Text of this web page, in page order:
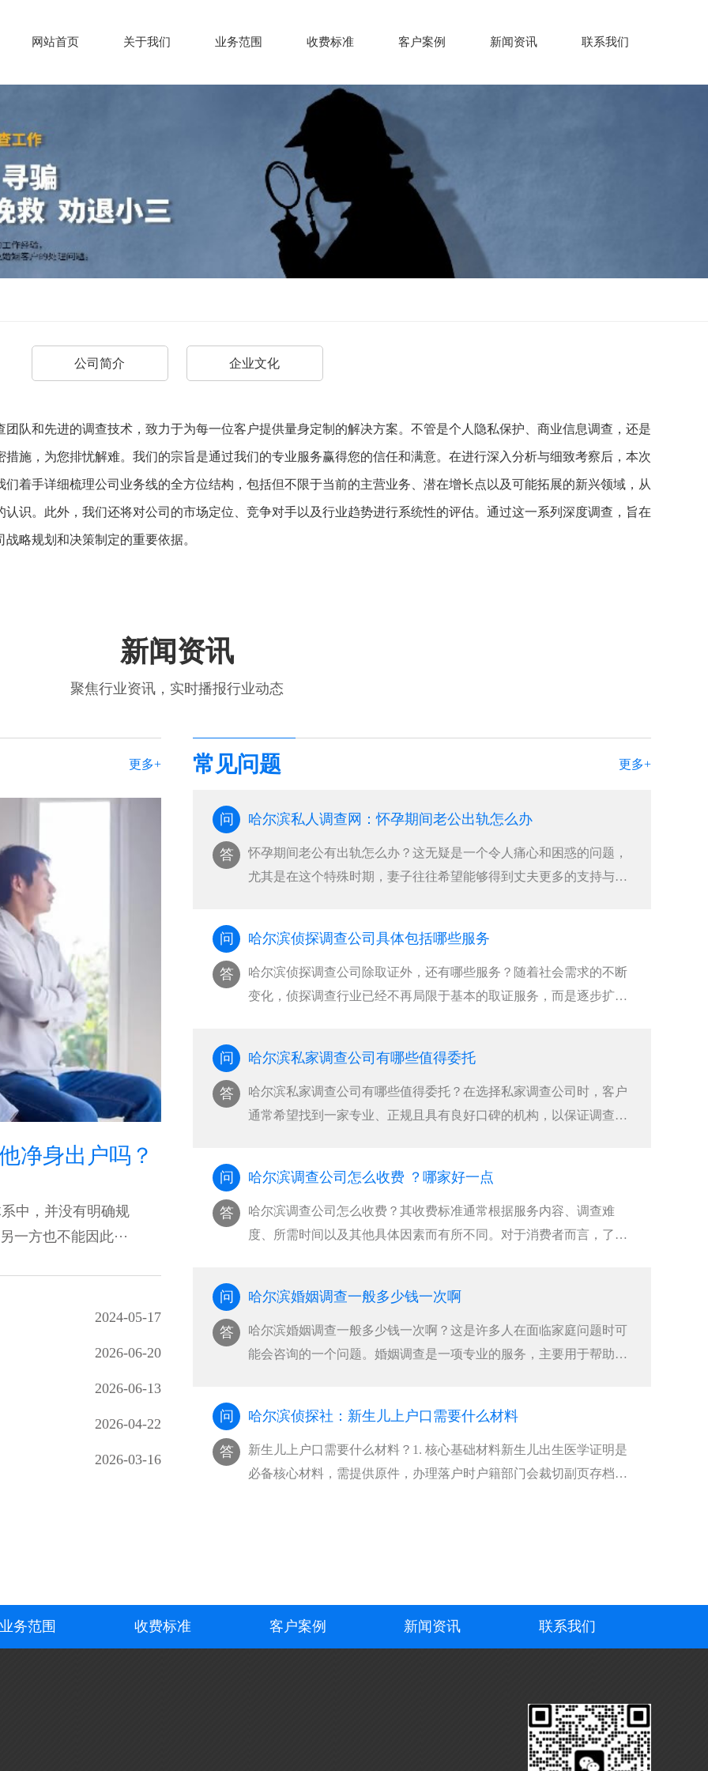
网站首页 关于我们 业务范围 收费标准 客户案例 新闻资讯 联系我们
公司简介 企业文化
队和先进的调查技术，致力于为每一位客户提供量身定制的解决方案。不管是个人隐私保护、商业信息调查，还是
施，为您排忧解难。我们的宗旨是通过我们的专业服务赢得您的信任和满意。在进行深入分析与细致考察后，本次
着手详细梳理公司业务线的全方位结构，包括但不限于当前的主营业务、潜在增长点以及可能拓展的新兴领域，从
识。此外，我们还将对公司的市场定位、竞争对手以及行业趋势进行系统性的评估。通过这一系列深度调查，旨在
略规划和决策制定的重要依据。
新闻资讯
聚焦行业资讯，实时播报行业动态
更多+
净身出户吗？
中，并没有明确规
一方也不能因此···
2024-05-17
2026-06-20
2026-06-13
2026-04-22
2026-03-16
常见问题 更多+
问 哈尔滨私人调查网：怀孕期间老公出轨怎么办
答
怀孕期间老公有出轨怎么办？这无疑是一个令人痛心和困惑的问题，
尤其是在这个特殊时期，妻子往往希望能够得到丈夫更多的支持与陪
问 哈尔滨侦探调查公司具体包括哪些服务
答
哈尔滨侦探调查公司除取证外，还有哪些服务？随着社会需求的不断
变化，侦探调查行业已经不再局限于基本的取证服务，而是逐步扩展
问 哈尔滨私家调查公司有哪些值得委托
答
哈尔滨私家调查公司有哪些值得委托？在选择私家调查公司时，客户
通常希望找到一家专业、正规且具有良好口碑的机构，以保证调查的
问 哈尔滨调查公司怎么收费 ？哪家好一点
答
哈尔滨调查公司怎么收费？其收费标准通常根据服务内容、调查难
度、所需时间以及其他具体因素而有所不同。对于消费者而言，了解
问 哈尔滨婚姻调查一般多少钱一次啊
答
哈尔滨婚姻调查一般多少钱一次啊？这是许多人在面临家庭问题时可
能会咨询的一个问题。婚姻调查是一项专业的服务，主要用于帮助委
问 哈尔滨侦探社：新生儿上户口需要什么材料
答
新生儿上户口需要什么材料？1. 核心基础材料新生儿出生医学证明是
必备核心材料，需提供原件，办理落户时户籍部门会裁切副页存档，
业务范围 收费标准 客户案例 新闻资讯 联系我们